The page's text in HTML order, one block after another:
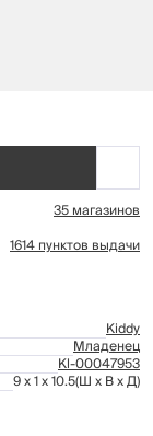
35 магазинов
1614 пунктов выдачи
Kiddy
Младенец
Kl-00047953
9 x 1 x 10.5(Ш x В x Д)